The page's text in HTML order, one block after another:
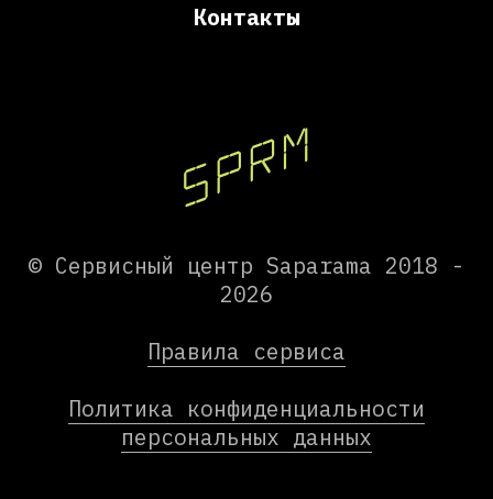
Контакты
© Сервисный центр Saparama 2018 -
2026
Правила сервиса
Политика конфиденциальности
персональных данных